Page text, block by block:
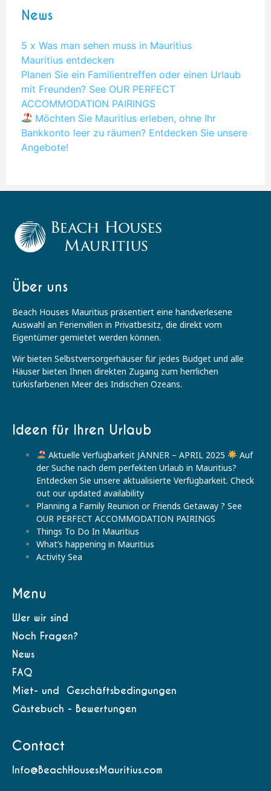
News
5 x Was man sehen muss in Mauritius
Mauritius entdecken
Planen Sie ein Familientreffen oder einen Urlaub
mit Freunden? See OUR PERFECT
ACCOMMODATION PAIRINGS
Möchten Sie Mauritius erleben, ohne Ihr
Bankkonto leer zu räumen? Entdecken Sie unsere
Angebote!
Über uns
Beach Houses Mauritius präsentiert eine handverlesene
Auswahl an Ferienvillen in Privatbesitz, die direkt vom
Eigentümer gemietet werden können.
Wir bieten Selbstversorgerhäuser für jedes Budget und alle
Häuser bieten Ihnen direkten Zugang zum herrlichen
türkisfarbenen Meer des Indischen Ozeans.
Ideen für Ihren Urlaub
Aktuelle Verfügbarkeit JÄNNER – APRIL 2025
Auf
der Suche nach dem perfekten Urlaub in Mauritius?
Entdecken Sie unsere aktualisierte Verfügbarkeit. Check
out our updated availability
Planning a Family Reunion or Friends Getaway ? See
OUR PERFECT ACCOMMODATION PAIRINGS
Things To Do In Mauritius
What’s happening in Mauritius
Activity Sea
Menu
Wer wir sind
Noch Fragen?
News
FAQ
Miet- und Geschäftsbedingungen
Gästebuch - Bewertungen
Contact
Info@BeachHousesMauritius.com